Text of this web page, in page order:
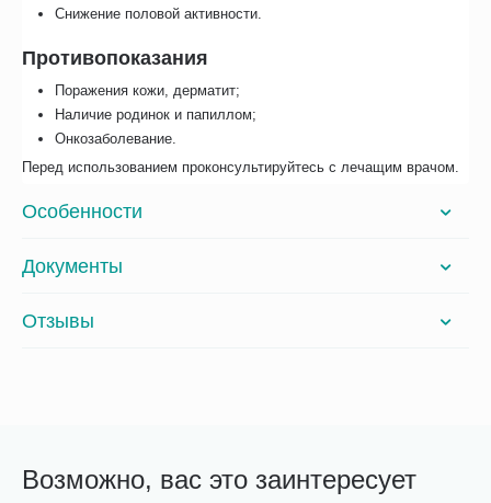
Снижение половой активности.
Противопоказания
Поражения кожи, дерматит;
Наличие родинок и папиллом;
Онкозаболевание.
Перед использованием проконсультируйтесь с лечащим врачом.
Особенности
Документы
Отзывы
Возможно, вас это заинтересует